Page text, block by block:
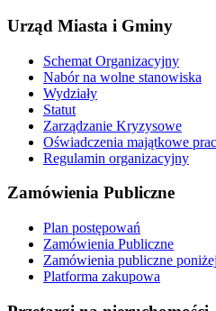
Urząd Miasta i Gminy
Schemat Organizacyjny
Nabór na wolne stanowiska
Wydziały
Statut
Zarządzanie Kryzysowe
Oświadczenia majątkowe
Regulamin organizacyjny
Zamówienia Publiczne
Plan postępowań
Zamówienia Publiczne
Zamówienia publiczne
Platforma zakupowa